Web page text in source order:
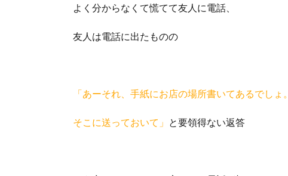
よく分からなくて慌てて友人に電話、
友人は電話に出たものの
「あーそれ、手紙にお店の場所書いてあるでしょ。
そこに送っておいて」 と要領得ない返答